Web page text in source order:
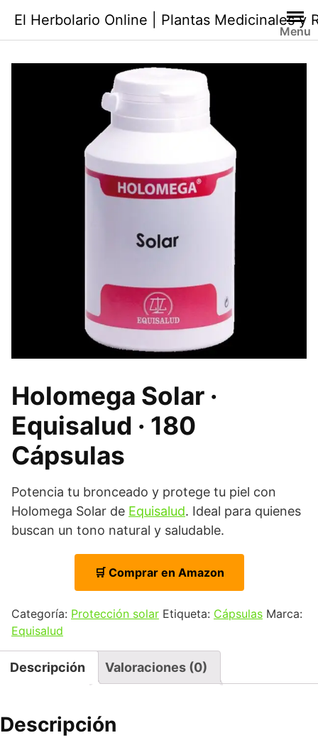
contenido
El Herbolario Online | Plantas Medicinales y
Menu
Holomega Solar ·
Equisalud · 180
Cápsulas
Potencia tu bronceado y protege tu piel con
Holomega Solar de Equisalud. Ideal para quienes
buscan un tono natural y saludable.
🛒 Comprar en Amazon
Categoría: Protección solar Etiqueta: Cápsulas Marca:
Equisalud
Descripción Valoraciones (0)
Descripción